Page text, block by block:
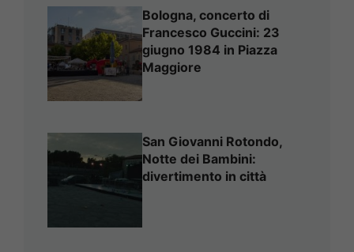
Bologna, concerto di
Francesco Guccini: 23
giugno 1984 in Piazza
Maggiore
San Giovanni Rotondo,
Notte dei Bambini:
divertimento in città